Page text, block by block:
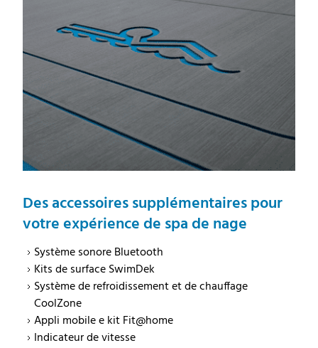
Des accessoires supplémentaires pour
votre expérience de spa de nage
Système sonore Bluetooth
Kits de surface SwimDek
Système de refroidissement et de chauffage
CoolZone
Appli mobile e kit Fit@home
Indicateur de vitesse